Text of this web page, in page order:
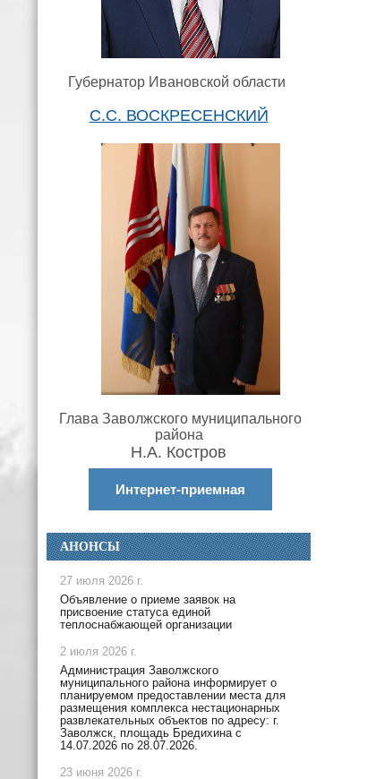
Губернатор Ивановской области
С.С. ВОСКРЕСЕНСКИЙ
Глава Заволжского муниципального
района
Н.А. Костров
Интернет-приемная
АНОНСЫ
27 июля 2026 г.
Объявление о приеме заявок на
присвоение статуса единой
теплоснабжающей организации
2 июля 2026 г.
Администрация Заволжского
муниципального района информирует о
планируемом предоставлении места для
размещения комплекса нестационарных
развлекательных объектов по адресу: г.
Заволжск, площадь Бредихина с
14.07.2026 по 28.07.2026.
23 июня 2026 г.